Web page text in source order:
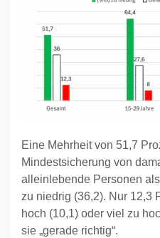
Eine Mehrheit von 51,7
Mindestsicherung von
alleinlebende Personen
zu niedrig (36,2). Nur 12,3
hoch (10,1) oder viel zu
sie „gerade richtig“.